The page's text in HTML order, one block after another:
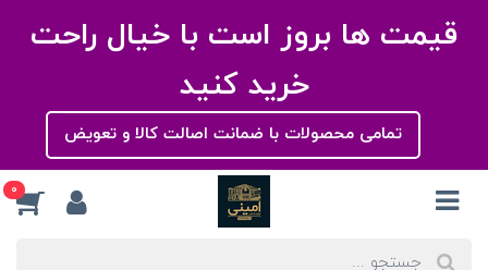
قیمت ها بروز است با خیال راحت
خرید کنید
تمامی محصولات با ضمانت اصالت کالا و تعویض
0